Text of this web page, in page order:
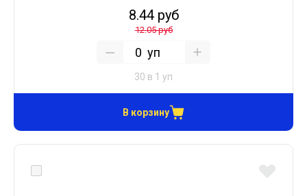
8.44 руб
12.05 руб
уп
30 в 1 уп
В корзину